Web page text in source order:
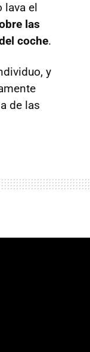
lava el
las
coche.
y
de las